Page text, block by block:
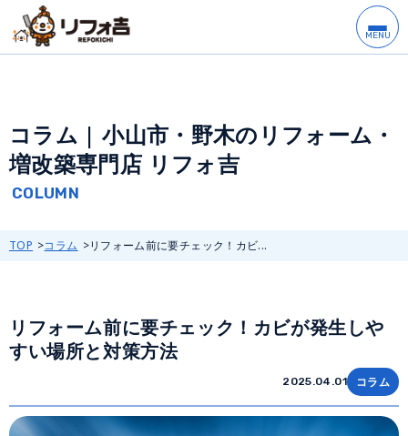
コラム | 小山市・野木のリフォーム・
増改築専門店 リフォ吉
TOP コラム リフォーム前に要チェック！カビ...
リフォーム前に要チェック！カビが発生しや
すい場所と対策方法
2025.04.01 コラム